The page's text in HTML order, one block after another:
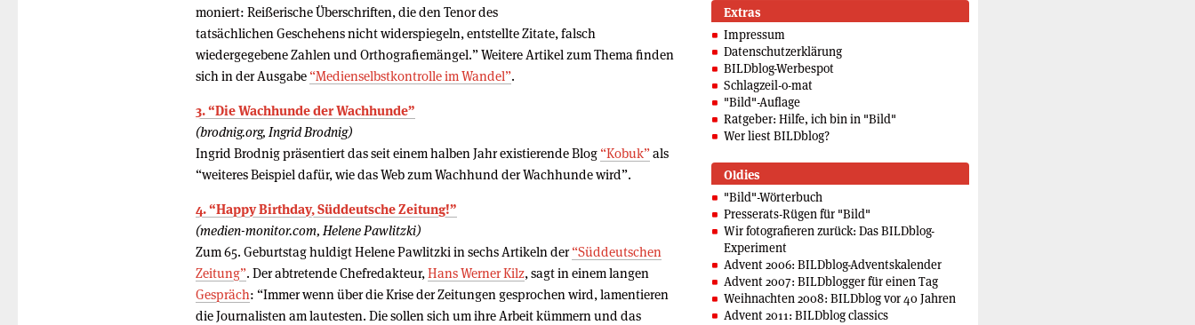
moniert: Reißerische Überschriften, die den Tenor des
tatsächlichen Geschehens nicht widerspiegeln, entstellte Zitate, falsch
wiedergegebene Zahlen und Orthografiemängel.” Weitere Artikel zum Thema finden
sich in der Ausgabe “Medienselbstkontrolle im Wandel”.
3. “Die Wachhunde der Wachhunde”
(brodnig.org, Ingrid Brodnig)
Ingrid Brodnig präsentiert das seit einem halben Jahr existierende Blog “Kobuk”als
“weiteres Beispiel dafür, wie das Web zum Wachhund der Wachhunde wird”.
4. “Happy Birthday, Süddeutsche Zeitung!”
(medien-monitor.com, Helene Pawlitzki)
Zum 65. Geburtstag huldigt Helene Pawlitzki in sechs Artikeln der“Süddeutschen
Zeitung”. Der abtretende Chefredakteur, Hans Werner Kilz, sagt in einem langen
Gespräch: “Immer wenn über die Krise der Zeitungen gesprochen wird, lamentieren
die Journalisten am lautesten. Die sollen sich um ihre Arbeit kümmern und das
Extras
Impressum
Datenschutzerklärung
BILDblog-Werbespot
Schlagzeil-o-mat
"Bild"-Auflage
Ratgeber: Hilfe, ich bin in "Bild"
Wer liest BILDblog?
Oldies
"Bild"-Wörterbuch
Presserats-Rügen für "Bild"
Wir fotografieren zurück: Das BILDblog-
Experiment
Advent 2006: BILDblog-Adventskalender
Advent 2007: BILDblogger für einen Tag
Weihnachten 2008: BILDblog vor 40 Jahren
Advent 2011: BILDblog classics